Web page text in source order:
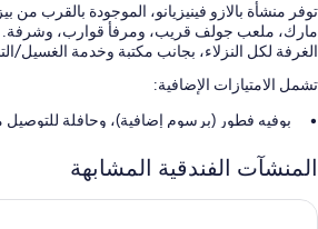
توفر منشأة بالازو فينيزيانو، الموجودة بالقرب من
مارك، ملعب جولف قريب، ومرفأ قوارب، وشرفة.
الغرفة لكل النزلاء، بجانب مكتبة وخدمة الغسيل/
تشمل الامتيازات الإضافية:
بوفيه فطور (برسوم إضافية)، وحافلة للتوصيل
حارس بوابة/مندوب حمل أمتعة، وتخزين
مصعد، وقاعة اجتماعات، وخدمات الاستعلامات
المنشآت الفندقية المشابهة
فينيتسا بالاتسو باروتشي